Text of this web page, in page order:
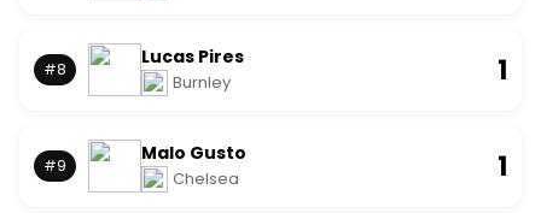
#8
Lucas Pires
Burnley 1
#9
Malo Gusto
Chelsea 1